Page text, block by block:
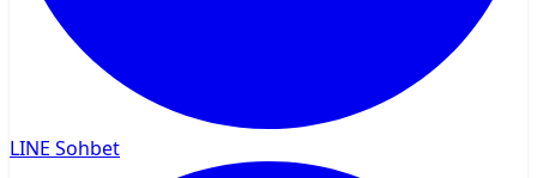
LINE Sohbet